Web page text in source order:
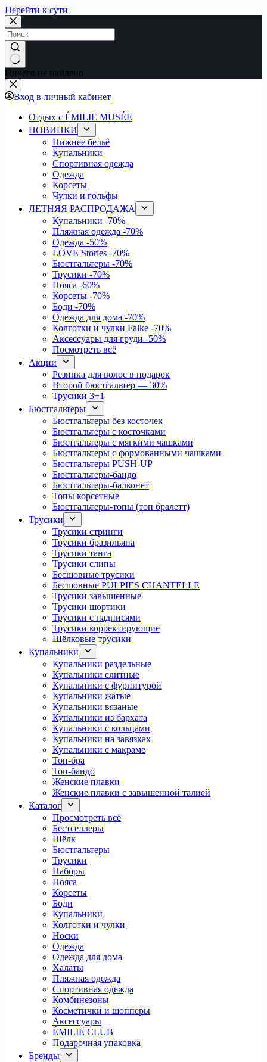
Перейти к сути
Ничего не найдено
Вход в личный кабинет
Отдых с ÉMILIE MUSÉE
НОВИНКИ
Нижнее бельё
Купальники
Спортивная одежда
Одежда
Корсеты
Чулки и гольфы
ЛЕТНЯЯ РАСПРОДАЖА
Купальники -70%
Пляжная одежда -70%
Одежда -50%
LOVE Stories -70%
Бюстгальтеры -70%
Трусики -70%
Пояса -60%
Корсеты -70%
Боди -70%
Одежда для дома -70%
Колготки и чулки Falke -70%
Аксессуары для груди -50%
Посмотреть всё
Акции
Резинка для волос в подарок
Второй бюстгальтер — 30%
Трусики 3+1
Бюстгальтеры
Бюстгальтеры без косточек
Бюстгальтеры с косточками
Бюстгальтеры с мягкими чашками
Бюстгальтеры с формованными чашками
Бюстгальтеры PUSH-UP
Бюстгальтеры-бандо
Бюстгальтеры-балконет
Топы корсетные
Бюстгальтеры-топы (топ бралетт)
Трусики
Трусики стринги
Трусики бразильяна
Трусики танга
Трусики слипы
Бесшовные трусики
Бесшовные PULPIES CHANTELLE
Трусики завышенные
Трусики шортики
Трусики с надписями
Трусики корректирующие
Шёлковые трусики
Купальники
Купальники раздельные
Купальники слитные
Купальники с фурнитурой
Купальники жатые
Купальники вязаные
Купальники из бархата
Купальники с кольцами
Купальники на завязках
Купальники с макраме
Топ-бра
Топ-бандо
Женские плавки
Женские плавки с завышенной талией
Каталог
Просмотреть всё
Бестселлеры
Шёлк
Бюстгальтеры
Трусики
Наборы
Пояса
Корсеты
Боди
Купальники
Колготки и чулки
Носки
Одежда
Одежда для дома
Халаты
Пляжная одежда
Спортивная одежда
Комбинезоны
Косметички и шопперы
Аксессуары
ÉMILIE CLUB
Подарочная упаковка
Бренды